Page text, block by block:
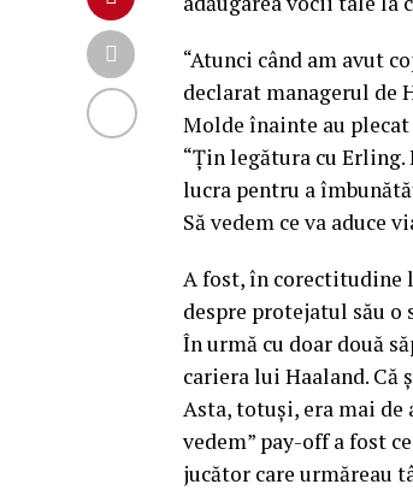
“Atunci când am avut
declarat managerul de
Molde înainte au
“Țin legătura cu
lucra pentru a
Să vedem ce va aduce
A fost, în corectitudine
despre protejatul său o
În urmă cu doar două
cariera lui Haaland. Că
Asta, totuși, era mai de
vedem” pay-off a fost
jucător care urmăreau